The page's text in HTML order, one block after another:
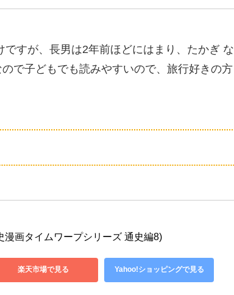
すが、長男は2年前ほどにはまり、たかぎ な
で子どもでも読みやすいので、旅行好きの方
漫画タイムワープシリーズ 通史編8)
楽天市場で見る Yahoo!ショッピングで見る